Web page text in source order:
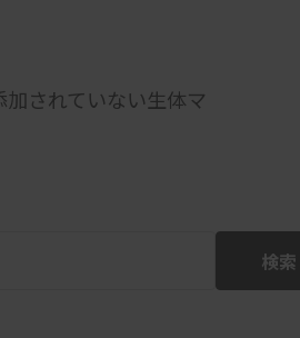
されていない生体マ
検索